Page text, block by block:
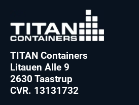
TITAN Containers
Litauen Alle 9
2630 Taastrup
CVR. 13131732